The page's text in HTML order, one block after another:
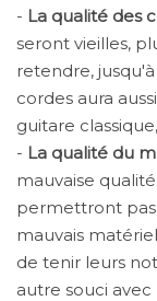
- La qualité des
seront vieilles,
retendre,
cordes aura
guitare
- La qualité du
mauvaise
permettront pas
mauvais
de tenir leurs
autre souci